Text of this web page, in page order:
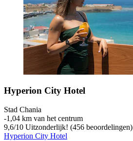
Hyperion City Hotel
Stad Chania
‐1,04 km van het centrum
9,6/10 Uitzonderlijk! (456 beoordelingen)
Hyperion City Hotel